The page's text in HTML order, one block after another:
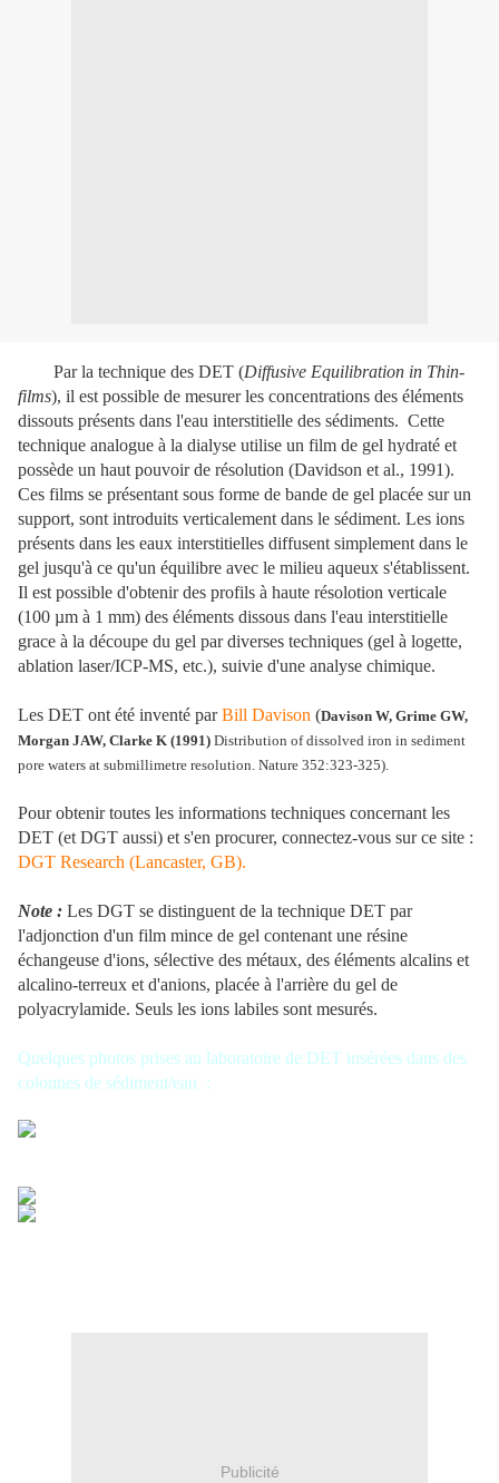
Par la technique des DET (Diffusive Equilibration in Thin-
films), il est possible de mesurer les concentrations des éléments
dissouts présents dans l'eau interstitielle des sédiments. Cette
technique analogue à la dialyse utilise un film de gel hydraté et
possède un haut pouvoir de résolution (Davidson et al., 1991).
Ces films se présentant sous forme de bande de gel placée sur un
support, sont introduits verticalement dans le sédiment. Les ions
présents dans les eaux interstitielles diffusent simplement dans le
gel jusqu'à ce qu'un équilibre avec le milieu aqueux s'établissent.
Il est possible d'obtenir des profils à haute résolotion verticale
(100 µm à 1 mm) des éléments dissous dans l'eau interstitielle
grace à la découpe du gel par diverses techniques (gel à logette,
ablation laser/ICP-MS, etc.), suivie d'une analyse chimique.
Les DET ont été inventé parBill Davison (Davison W, Grime GW,
Morgan JAW, Clarke K (1991) Distribution of dissolved iron in sediment
pore waters at submillimetre resolution. Nature 352:323-325).
Pour obtenir toutes les informations techniques concernant les
DET (et DGT aussi) et s'en procurer, connectez-vous sur ce site :
DGT Research (Lancaster, GB).
Note : Les DGT se distinguent de la technique DET par
l'adjonction d'un film mince de gel contenant une résine
échangeuse d'ions, sélective des métaux, des éléments alcalins et
alcalino-terreux et d'anions, placée à l'arrière du gel de
polyacrylamide. Seuls les ions labiles sont mesurés.
Quelques photos prises au laboratoire de DET insérées dans des
colonnes de sédiment/eau :
Publicité